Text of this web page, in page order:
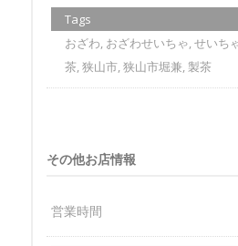
Tags
おざわ, おざわせいちゃ, せいち
茶, 狭山市, 狭山市堀兼, 製茶
その他お店情報
営業時間